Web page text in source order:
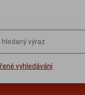
vyhledávání